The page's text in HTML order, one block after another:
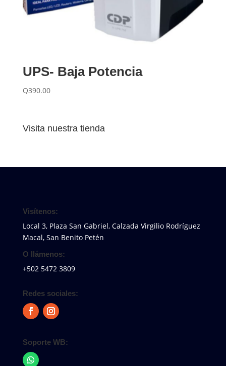
UPS- Baja Potencia
Q390.00
Visita nuestra tienda
Visítenos:
Local 3, Plaza San Gabriel, Calzada Virgilio Rodríguez
Macal, San Benito Petén
O llámenos:
+502 5472 3809
Redes sociales:
Soporte WB: